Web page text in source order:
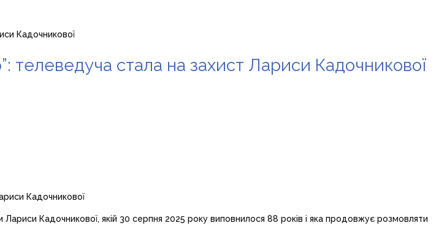
Кадочникової
телеведуча стала на захист Лариси Кадочникової
Кадочникової, якій 30 серпня 2025 року виповнилося 88 років і яка продовжує розмовляти